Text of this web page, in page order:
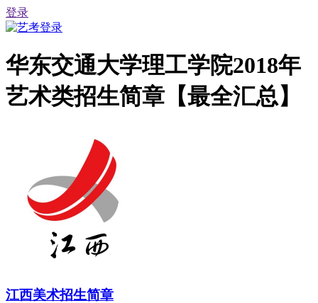
登录
华东交通大学理工学院2018年
艺术类招生简章【最全汇总】
江西美术招生简章